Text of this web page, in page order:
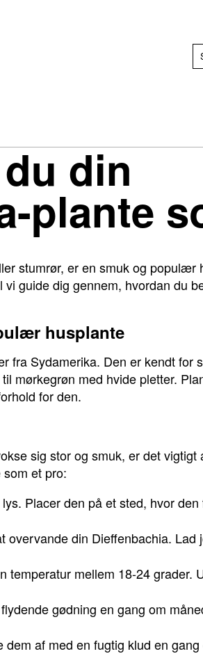
din
plante
stumrør, er en smuk og
guide dig gennem, hvordan du
husplante
fra Sydamerika. Den er kendt for
mørkegrøn med hvide pletter.
for den.
sig stor og smuk, er det
et pro:
Placer den på et sted, hvor
overvande din Dieffenbachia.
temperatur mellem 18-24 grader.
gødning en gang om
af med en fugtig klud en